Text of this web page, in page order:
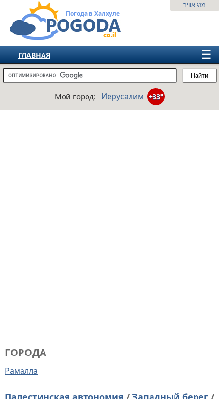
Погода в Халхуле
Найти
מזג אוויר
☰
ГЛАВНАЯ
ИЗРАИЛЬ
ЕВРОПА
Мой город: Иерусалим +33°
ГОРОДА
Рамалла
Палестинская автономия / Западный берег /